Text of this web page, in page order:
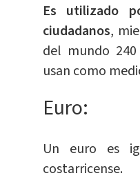
Es utilizado
ciudadanos,
del mundo
usan como
Euro:
​Un euro es
costarricense.